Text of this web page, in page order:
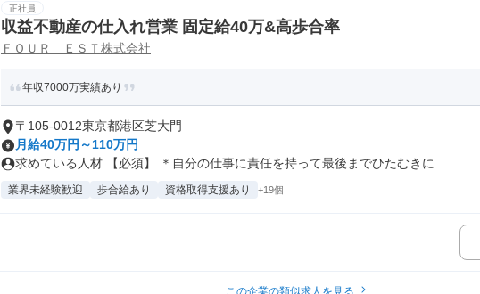
正社員
収益不動産の仕入れ営業 固定給40万&高歩合率
ＦＯＵＲ ＥＳＴ株式会社
年収7000万実績あり
〒105-0012東京都港区芝大門
月給40万円～110万円
求めている人材 【必須】 ＊自分の仕事に責任を持って最後までひたむきに...
業界未経験歓迎 歩合給あり 資格取得支援あり +19個
この企業の類似求人を見る